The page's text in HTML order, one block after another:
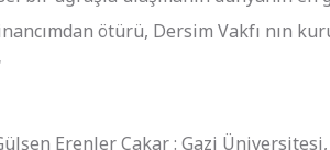
ötürü, Dersim Vakfı nın